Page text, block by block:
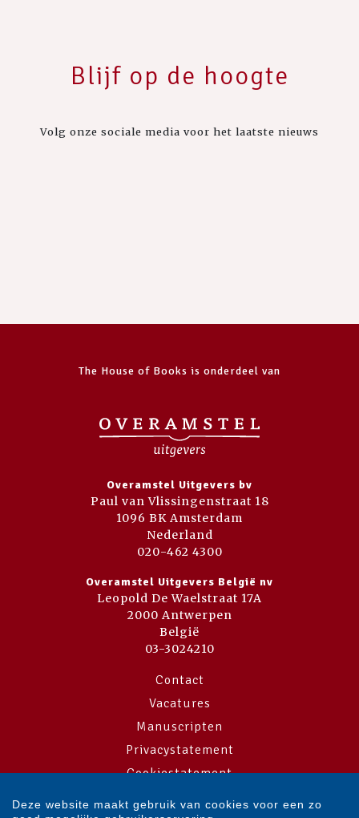
Blijf op de hoogte
Volg onze sociale media voor het laatste nieuws
The House of Books is onderdeel van
Overamstel Uitgevers bv
Paul van Vlissingenstraat 18
1096 BK Amsterdam
Nederland
020-462 4300
Overamstel Uitgevers België nv
Leopold De Waelstraat 17A
2000 Antwerpen
België
03-3024210
Contact
Vacatures
Manuscripten
Privacystatement
Cookiestatement
Deze website maakt gebruik van cookies voor een zo